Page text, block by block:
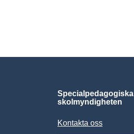
Specialpedagogiska
skolmyndigheten
Kontakta oss